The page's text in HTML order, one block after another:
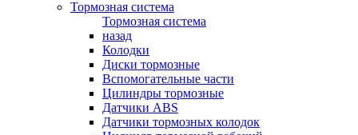
Тормозная система
Тормозная система
назад
Колодки
Диски тормозные
Вспомогательные части
Цилиндры тормозные
Датчики ABS
Датчики тормозных колодок